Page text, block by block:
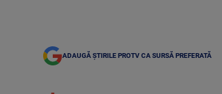
ADAUGĂ ȘTIRILE PROTV CA SURSĂ PREFERATĂ